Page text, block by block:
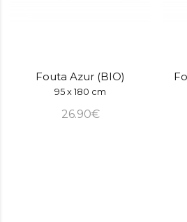
Fouta Azur (BIO)
95 x 180 cm
26.90€